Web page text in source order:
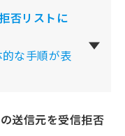
否リストに
な手順が表
送信元を受信拒否